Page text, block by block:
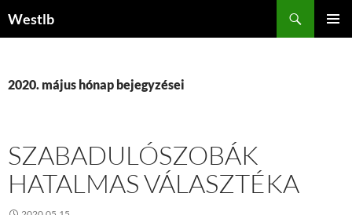
Westlb
2020. május hónap bejegyzései
SZABADULÓSZOBÁK
HATALMAS VÁLASZTÉKA